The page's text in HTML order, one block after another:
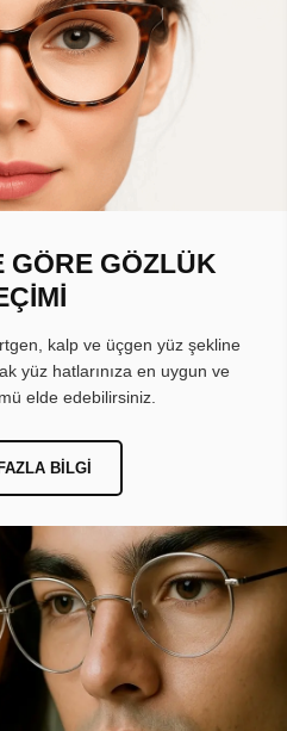
GÖRE GÖZLÜK
kalp ve üçgen yüz şekline
yüz hatlarınıza en uygun ve
elde edebilirsiniz.
BILGI